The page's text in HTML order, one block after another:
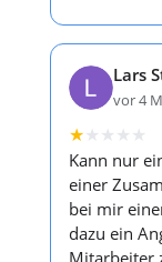
Lars
vor 4
★★ ★ ★ ★
Kann nur
einer
bei mir
dazu ein